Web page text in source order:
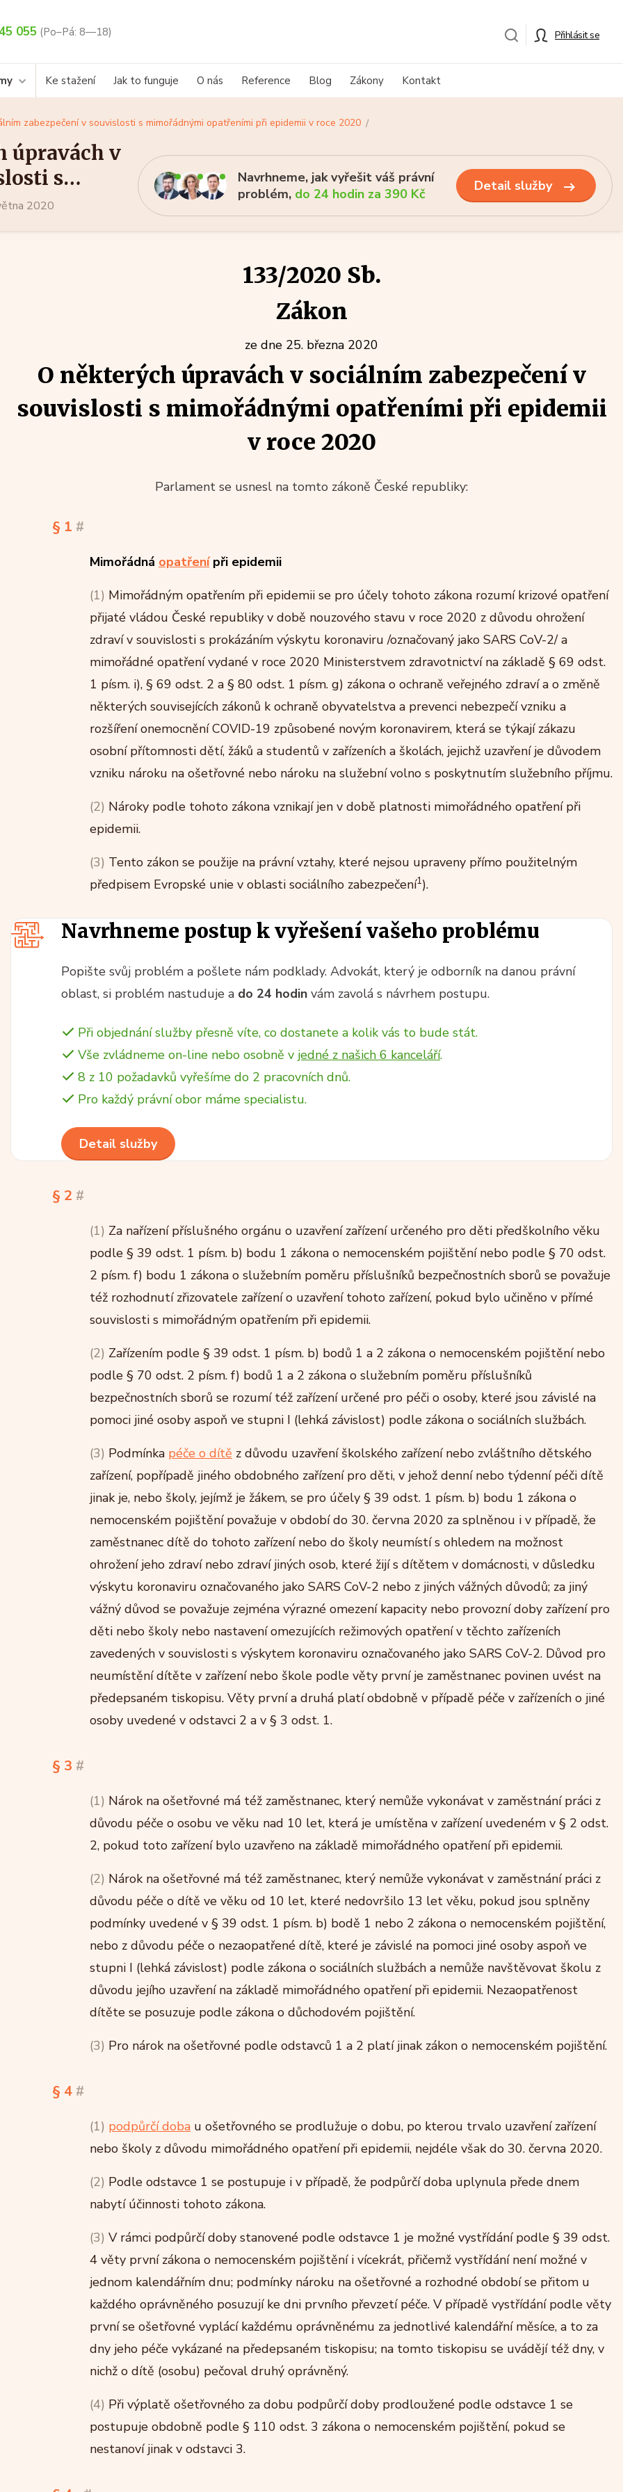
055 (Po–Pá: 8—18) Přihlásit se
Ke stažení Jak to funguje O nás Reference Blog Zákony Kontakt
zabezpečení v souvislosti s mimořádnými opatřeními při epidemii v roce 2020
úpravách v
s
v
2020
Navrhneme, jak vyřešit váš právní
problém, do 24 hodin za 390 Kč Detail služby
133/2020 Sb.
Zákon
ze dne 25. března 2020
O některých úpravách v sociálním zabezpečení v
souvislosti s mimořádnými opatřeními při epidemii
v roce 2020
Parlament se usnesl na tomto zákoně České republiky:
§ 1 #
Mimořádná opatřenípři epidemii
(1) Mimořádným opatřením při epidemii se pro účely tohoto zákona rozumí krizové opatření
přijaté vládou České republiky v době nouzového stavu v roce 2020 z důvodu ohrožení
zdraví v souvislosti s prokázáním výskytu koronaviru /označovaný jako SARS CoV-2/ a
mimořádné opatření vydané v roce 2020 Ministerstvem zdravotnictví na základě § 69 odst.
1 písm. i), § 69 odst. 2 a § 80 odst. 1 písm. g) zákona o ochraně veřejného zdraví a o změně
některých souvisejících zákonů k ochraně obyvatelstva a prevenci nebezpečí vzniku a
rozšíření onemocnění COVID-19 způsobené novým koronavirem, která se týkají zákazu
osobní přítomnosti dětí, žáků a studentů v zařízeních a školách, jejichž uzavření je důvodem
vzniku nároku na ošetřovné nebo nároku na služební volno s poskytnutím služebního příjmu.
(2) Nároky podle tohoto zákona vznikají jen v době platnosti mimořádného opatření při
epidemii.
(3) Tento zákon se použije na právní vztahy, které nejsou upraveny přímo použitelným
předpisem Evropské unie v oblasti sociálního zabezpečení1).
Navrhneme postup k vyřešení vašeho problému
Popište svůj problém a pošlete nám podklady. Advokát, který je odborník na danou právní
oblast, si problém nastuduje a do 24 hodin vám zavolá s návrhem postupu.
Při objednání služby přesně víte, co dostanete a kolik vás to bude stát.
Vše zvládneme on-line nebo osobně v jedné z našich 6 kanceláří.
8 z 10 požadavků vyřešíme do 2 pracovních dnů.
Pro každý právní obor máme specialistu.
Detail služby
§ 2 #
(1) Za nařízení příslušného orgánu o uzavření zařízení určeného pro děti předškolního věku
podle § 39 odst. 1 písm. b) bodu 1 zákona o nemocenském pojištění nebo podle § 70 odst.
2 písm. f) bodu 1 zákona o služebním poměru příslušníků bezpečnostních sborů se považuje
též rozhodnutí zřizovatele zařízení o uzavření tohoto zařízení, pokud bylo učiněno v přímé
souvislosti s mimořádným opatřením při epidemii.
(2) Zařízením podle § 39 odst. 1 písm. b) bodů 1 a 2 zákona o nemocenském pojištění nebo
podle § 70 odst. 2 písm. f) bodů 1 a 2 zákona o služebním poměru příslušníků
bezpečnostních sborů se rozumí též zařízení určené pro péči o osoby, které jsou závislé na
pomoci jiné osoby aspoň ve stupni I (lehká závislost) podle zákona o sociálních službách.
(3) Podmínka péče o dítě z důvodu uzavření školského zařízení nebo zvláštního dětského
zařízení, popřípadě jiného obdobného zařízení pro děti, v jehož denní nebo týdenní péči dítě
jinak je, nebo školy, jejímž je žákem, se pro účely § 39 odst. 1 písm. b) bodu 1 zákona o
nemocenském pojištění považuje v období do 30. června 2020 za splněnou i v případě, že
zaměstnanec dítě do tohoto zařízení nebo do školy neumístí s ohledem na možnost
ohrožení jeho zdraví nebo zdraví jiných osob, které žijí s dítětem v domácnosti, v důsledku
výskytu koronaviru označovaného jako SARS CoV-2 nebo z jiných vážných důvodů; za jiný
vážný důvod se považuje zejména výrazné omezení kapacity nebo provozní doby zařízení pro
děti nebo školy nebo nastavení omezujících režimových opatření v těchto zařízeních
zavedených v souvislosti s výskytem koronaviru označovaného jako SARS CoV-2. Důvod pro
neumístění dítěte v zařízení nebo škole podle věty první je zaměstnanec povinen uvést na
předepsaném tiskopisu. Věty první a druhá platí obdobně v případě péče v zařízeních o jiné
osoby uvedené v odstavci 2 a v § 3 odst. 1.
§ 3 #
(1) Nárok na ošetřovné má též zaměstnanec, který nemůže vykonávat v zaměstnání práci z
důvodu péče o osobu ve věku nad 10 let, která je umístěna v zařízení uvedeném v § 2 odst.
2, pokud toto zařízení bylo uzavřeno na základě mimořádného opatření při epidemii.
(2) Nárok na ošetřovné má též zaměstnanec, který nemůže vykonávat v zaměstnání práci z
důvodu péče o dítě ve věku od 10 let, které nedovršilo 13 let věku, pokud jsou splněny
podmínky uvedené v § 39 odst. 1 písm. b) bodě 1 nebo 2 zákona o nemocenském pojištění,
nebo z důvodu péče o nezaopatřené dítě, které je závislé na pomoci jiné osoby aspoň ve
stupni I (lehká závislost) podle zákona o sociálních službách a nemůže navštěvovat školu z
důvodu jejího uzavření na základě mimořádného opatření při epidemii. Nezaopatřenost
dítěte se posuzuje podle zákona o důchodovém pojištění.
(3) Pro nárok na ošetřovné podle odstavců 1 a 2 platí jinak zákon o nemocenském pojištění.
§ 4 #
(1) podpůrčí doba u ošetřovného se prodlužuje o dobu, po kterou trvalo uzavření zařízení
nebo školy z důvodu mimořádného opatření při epidemii, nejdéle však do 30. června 2020.
(2) Podle odstavce 1 se postupuje i v případě, že podpůrčí doba uplynula přede dnem
nabytí účinnosti tohoto zákona.
(3) V rámci podpůrčí doby stanovené podle odstavce 1 je možné vystřídání podle § 39 odst.
4 věty první zákona o nemocenském pojištění i vícekrát, přičemž vystřídání není možné v
jednom kalendářním dnu; podmínky nároku na ošetřovné a rozhodné období se přitom u
každého oprávněného posuzují ke dni prvního převzetí péče. V případě vystřídání podle věty
první se ošetřovné vyplácí každému oprávněnému za jednotlivé kalendářní měsíce, a to za
dny jeho péče vykázané na předepsaném tiskopisu; na tomto tiskopisu se uvádějí též dny, v
nichž o dítě (osobu) pečoval druhý oprávněný.
(4) Při výplatě ošetřovného za dobu podpůrčí doby prodloužené podle odstavce 1 se
postupuje obdobně podle § 110 odst. 3 zákona o nemocenském pojištění, pokud se
nestanoví jinak v odstavci 3.